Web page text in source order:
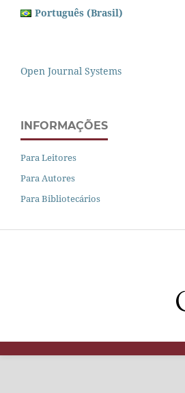
Português (Brasil)
Open Journal Systems
INFORMAÇÕES
Para Leitores
Para Autores
Para Bibliotecários